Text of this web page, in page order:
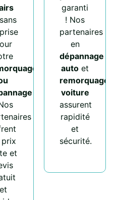
prix
et
et
garanti
! Nos
partenaires
en
dépannage
auto et
remorquage
voiture
assurent
rapidité
et
sécurité.